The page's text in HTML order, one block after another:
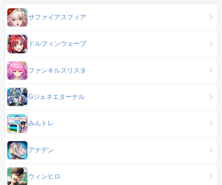
サファイアスフィア
ドルフィンウェーブ
ファンキルスリスタ
Gジェネエターナル
みんトレ
アナデン
ウィンヒロ